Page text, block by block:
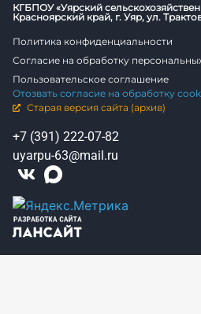
КГБПОУ «Уярский
Красноярский край, г. Уяр, ул.
Политика конфиденциальности
Согласие на обработку
Пользовательское соглашение
Отозвать согласие на обработку
Старая версия сайта (архив)
+7 (391) 222-07-82
uyarpu-63@mail.ru